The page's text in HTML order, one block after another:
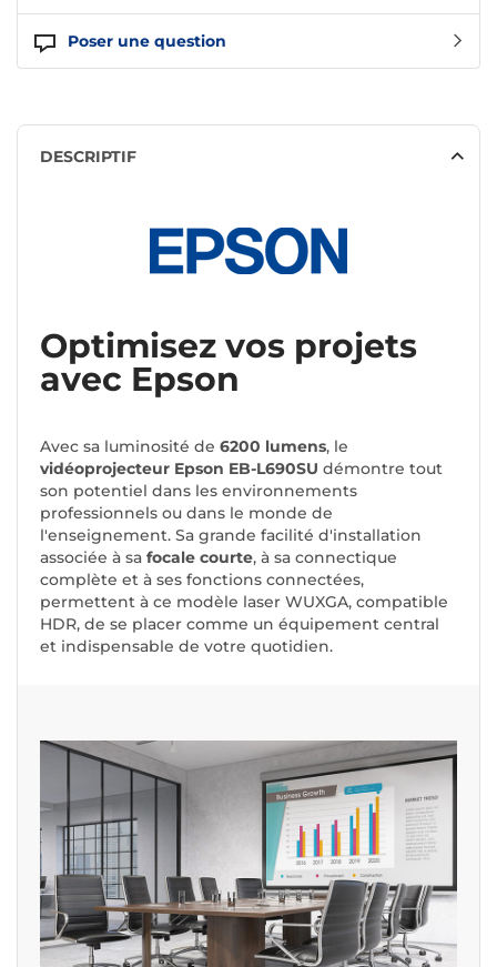
Poser une question
DESCRIPTIF
Optimisez vos projets
avec Epson
Avec sa luminosité de 6200 lumens, le
vidéoprojecteur Epson EB-L690SU démontre tout
son potentiel dans les environnements
professionnels ou dans le monde de
l'enseignement. Sa grande facilité d'installation
associée à sa focale courte, à sa connectique
complète et à ses fonctions connectées,
permettent à ce modèle laser WUXGA, compatible
HDR, de se placer comme un équipement central
et indispensable de votre quotidien.